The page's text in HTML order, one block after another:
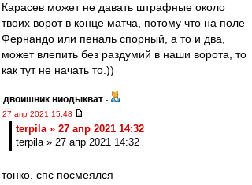
Карасев может не давать штрафные около
твоих ворот в конце матча, потому что на поле
Фернандо или пеналь спорный, а то и два,
может влепить без раздумий в наши ворота, то
как тут не начать то.))
двоишник ниодыкват -
27 апр 2021 15:48
terpila » 27 апр 2021 14:32
terpila » 27 апр 2021 14:32
тонко. спс посмеялся